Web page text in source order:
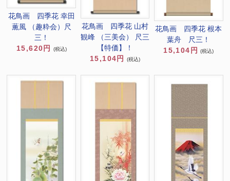
花鳥画 四季花 幸田
薫風 （趣粋会）尺
三！
15,620円
(税込)
花鳥画 四季花 山村
観峰 （三美会） 尺三
【特価】！
15,104円
(税込)
花鳥画 四季花 根本
葉舟 尺三！
15,104円 (税込)